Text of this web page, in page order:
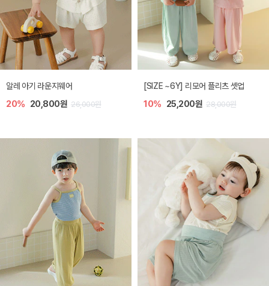
알레 아기 라운지웨어
20% 20,800원 26,000원
[SIZE ~6Y] 리모어 플리츠 셋업
10% 25,200원 28,000원